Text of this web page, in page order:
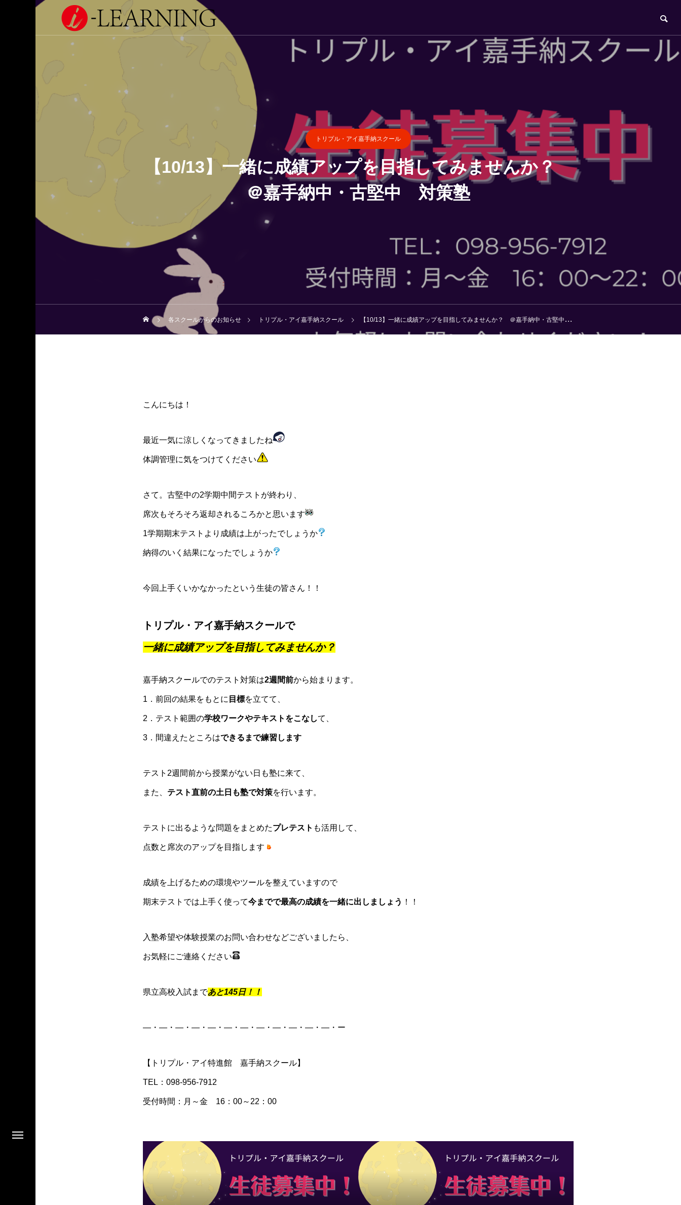
トリプル・アイ嘉手納スクール
【10/13】一緒に成績アップを目指してみませんか？
＠嘉手納中・古堅中 対策塾
各スクールからのお知らせ トリプル・アイ嘉手納スクール 【10/13】一緒に成績アップを目指してみませんか？ ＠嘉手納中・古堅中 対策塾
こんにちは！
最近一気に涼しくなってきましたね
体調管理に気をつけてください
さて。古堅中の2学期中間テストが終わり、
席次もそろそろ返却されるころかと思います
1学期期末テストより成績は上がったでしょうか
納得のいく結果になったでしょうか
今回上手くいかなかったという生徒の皆さん！！
トリプル・アイ嘉手納スクールで
一緒に成績アップを目指してみませんか？
嘉手納スクールでのテスト対策は2週間前から始まります。
1．前回の結果をもとに 目標を立てて、
2．テスト範囲の学校ワークやテキストをこなして、
3．間違えたところはできるまで練習します
テスト2週間前から授業がない日も塾に来て、
また、 テスト直前の土日も塾で対策を行います。
テストに出るような問題をまとめたプレテスト も活用して、
点数と席次のアップを目指します
成績を上げるための環境やツールを整えていますので
期末テストでは上手く使って今までで最高の成績を一緒に出しましょう ！！
入塾希望や体験授業のお問い合わせなどございましたら、
お気軽にご連絡ください
県立高校入試まであと145日！！
―・―・―・―・―・―・―・―・―・―・―・―・ー
【トリプル・アイ特進館 嘉手納スクール】
TEL：098-956-7912
受付時間：月～金 16：00～22：00